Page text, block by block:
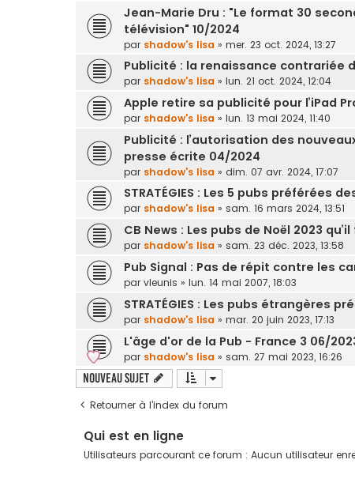
Jean-Marie Dru : "Le format 30
télévision" 10/2024
par shadow's lisa » mer. 23 oct. 2024, 13:27
Publicité : la renaissance contrariée
par shadow's lisa » lun. 21 oct. 2024, 12:04
Apple retire sa publicité pour l’iPad
par shadow's lisa » lun. 13 mai 2024, 11:40
Publicité : l’autorisation des
presse écrite 04/2024
par shadow's lisa » dim. 07 avr. 2024, 17:07
STRATÉGIES : Les 5 pubs préférées
par shadow's lisa » sam. 16 mars 2024, 13:51
CB News : Les pubs de Noël 2023
par shadow's lisa » sam. 23 déc. 2023, 13:58
Pub Signal : Pas de répit contre les
par vleunis » lun. 14 mai 2007, 18:03
STRATÉGIES : Les pubs étrangères
par shadow's lisa » mar. 20 juin 2023, 17:13
L'âge d'or de la Pub - France 3 06/
par shadow's lisa » sam. 27 mai 2023, 16:26
Nouveau sujet
Retourner à l’index du forum
Qui est en ligne
Utilisateurs parcourant ce forum : Aucun utilisateur